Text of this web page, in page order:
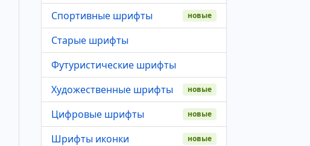
Спортивные шрифты
новые
Старые шрифты
Футуристические шрифты
Художественные шрифты
новые
Цифровые шрифты новые
Шрифты иконки новые